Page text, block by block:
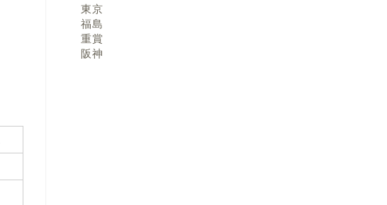
東京
福島
重賞
阪神